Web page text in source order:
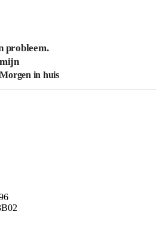
de
productpagina
probleem.
in huis